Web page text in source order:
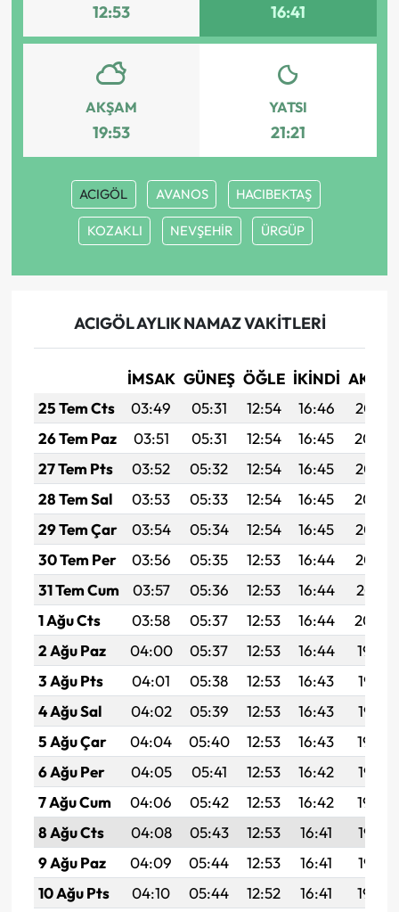
12:53 16:41
AKŞAM
19:53
YATSI
21:21
ACIGÖL AVANOS HACIBEKTAŞ
KOZAKLI NEVŞEHİR ÜRGÜP
ACIGÖL AYLIK NAMAZ VAKITLERI
İMSAK GÜNEŞ ÖĞLE İKINDI
25 Tem Cts
03:49 05:31 12:54 16:46
20:07
26 Tem Paz
03:51 05:31 12:54 16:45
20:06
27 Tem Pts
03:52 05:32 12:54 16:45
20:05
28 Tem Sal
03:53 05:33 12:54 16:45
20:04
29 Tem Çar
03:54 05:34 12:54 16:45
20:03
30 Tem Per
03:56 05:35 12:53 16:44
20:02
31 Tem Cum
03:57 05:36 12:53 16:44
20:01
1 Ağu Cts
03:58 05:37 12:53 16:44
20:00
2 Ağu Paz
04:00 05:37 12:53 16:44
19:59
3 Ağu Pts
04:01 05:38 12:53 16:43
19:58
4 Ağu Sal
04:02 05:39 12:53 16:43
19:57
5 Ağu Çar
04:04 05:40 12:53 16:43
19:56
6 Ağu Per
04:05 05:41 12:53 16:42
19:55
7 Ağu Cum
04:06 05:42 12:53 16:42
19:54
8 Ağu Cts
04:08 05:43 12:53 16:41
19:53
9 Ağu Paz
04:09 05:44 12:53 16:41
19:52
10 Ağu Pts
04:10 05:44 12:52 16:41 19:50